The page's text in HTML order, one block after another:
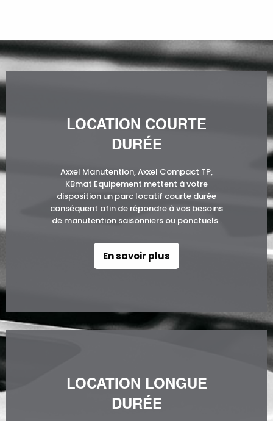
LOCATION COURTE
DURÉE
Axxel Manutention, Axxel Compact TP,
KBmat Equipement mettent à votre
disposition un parc locatif courte durée
conséquent afin de répondre à vos besoins
de manutention saisonniers ou ponctuels .
En savoir plus
LOCATION LONGUE
DURÉE